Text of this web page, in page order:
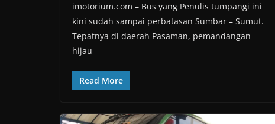
imotorium.com – Bus yang Penulis tumpangi ini
kini sudah sampai perbatasan Sumbar – Sumut.
Tepatnya di daerah Pasaman, pemandangan
hijau
Read More